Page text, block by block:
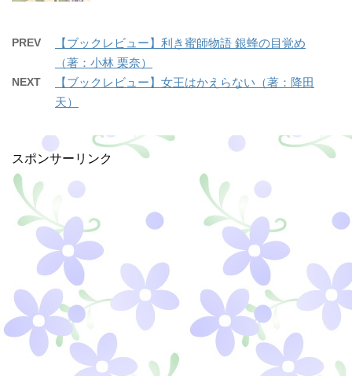
PREV
【ブックレビュー】利き蜜師物語 銀蜂の目覚め
（著：小林 栗奈）
NEXT
【ブックレビュー】女王はかえらない（著：降田
天）
スポンサーリンク